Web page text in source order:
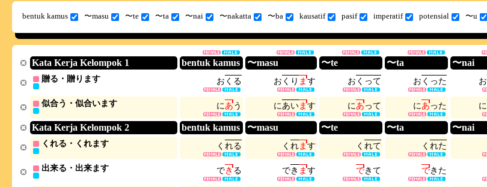
bentuk kamus 〜masu 〜te 〜ta 〜nai 〜nakatta 〜ba kausatif pasif imperatif potensial 〜u
Kata Kerja Kelompok 1 bentuk kamus 〜masu 〜te 〜ta 〜nai
贈る・贈ります お く る お く り ます お く って お く った お
似合う・似合います にあう にあいます にあって にあった に
Kata Kerja Kelompok 2 bentuk kamus 〜masu 〜te 〜ta 〜nai
くれる・くれます く れる く れます く れて く れた
出来る・出来ます できる でき ます できて でき た